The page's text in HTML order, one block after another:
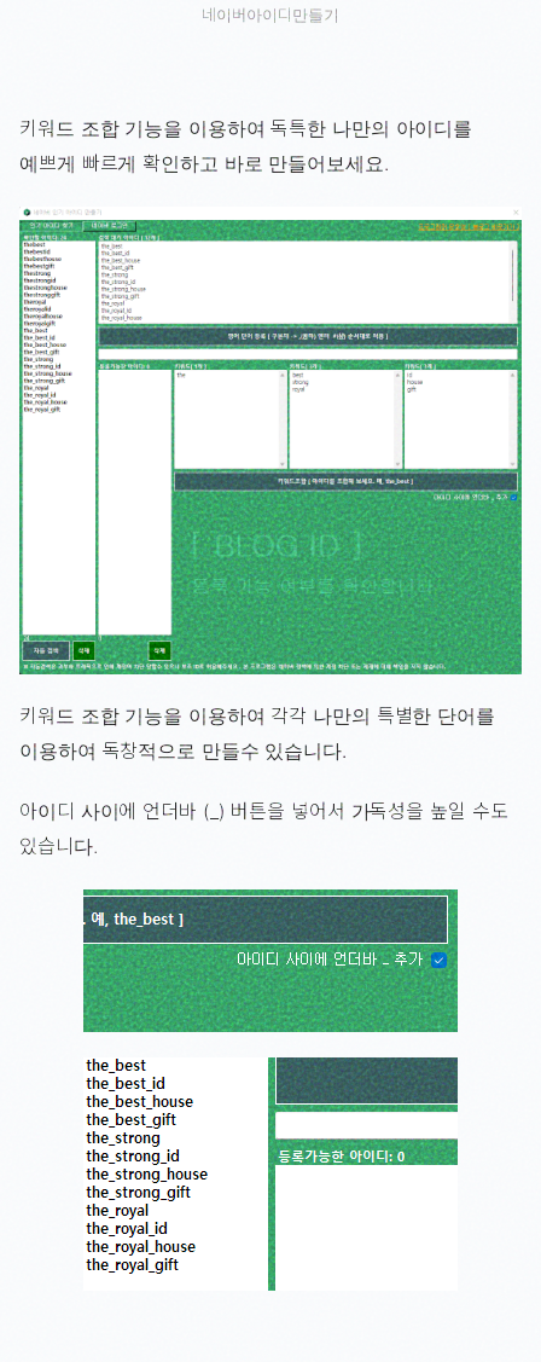
네이버아이디만들기
키워드 조합 기능을 이용하여 독특한 나만의 아이디를
예쁘게 빠르게 확인하고 바로 만들어보세요.
키워드 조합 기능을 이용하여 각각 나만의 특별한 단어를
이용하여 독창적으로 만들수 있습니다.
아이디 사이에 언더바 (_) 버튼을 넣어서 가독성을 높일 수도
있습니다.